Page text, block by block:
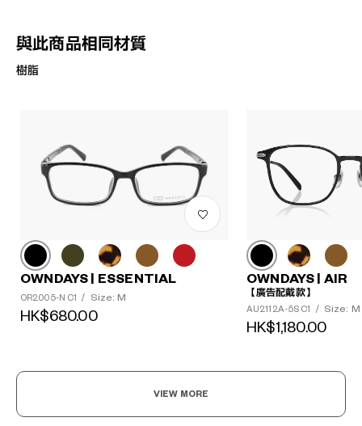
與此商品相同材質
樹脂
OWNDAYS | ESSENTIAL
OR2005-N C1 / Size: M
HK$680.00
OWNDAYS | AIR
【廣告配戴款】
AU2112A-5S C1
/ Size: M
HK$1,180.00
VIEW MORE